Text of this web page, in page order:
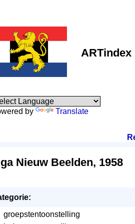
by Translate
Nieuw Beelden, 1958
groepstentoonstelling